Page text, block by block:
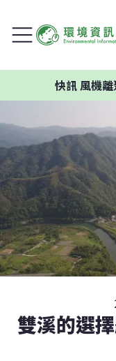
風機離聚落、
雙溪的選